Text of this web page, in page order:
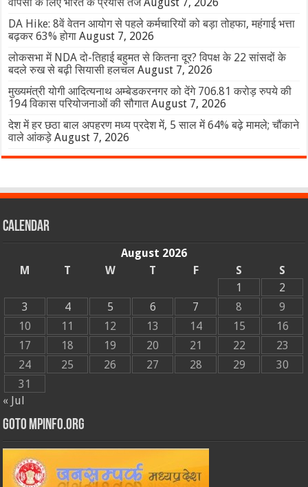
DA Hike: 8वें वेतन आयोग से पहले कर्मचारियों को बड़ा तोहफा, महंगाई भत्ता
बढ़कर 63% होगा August 7, 2026
लोकसभा में NDA दो-तिहाई बहुमत से कितना दूर? विपक्ष के 22 सांसदों के
बदले रुख से बढ़ी सियासी हलचल August 7, 2026
मुख्यमंत्री योगी आदित्यनाथ अम्बेडकरनगर को देंगे 706.81 करोड़ रुपये की
194 विकास परियोजनाओं की सौगात August 7, 2026
देश में हर छठा बाल अपहरण मध्य प्रदेश में, 5 साल में 64% बढ़े मामले; चौंकाने
वाले आंकड़े August 7, 2026
Calendar
August 2026
M
T W T F S
S
1
2
3
4 5 6 7 8
9
10
11 12 13 14 15
16
17
18 19 20 21 22
23
24
25 26 27 28 29
30
31
« Jul
GOTO MPINFO.ORG